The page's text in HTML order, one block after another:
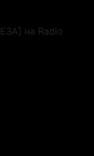
на Radio